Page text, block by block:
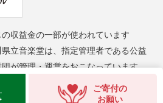
ご寄付の
お願い
収益金の一部が使われています
立音楽堂は、指定管理者である公益
が管理・運営をおこなっています
Foundation. All rights reserved.